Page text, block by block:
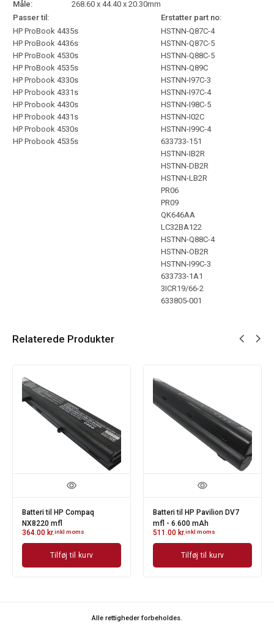
Måle:
268.60 x 44.40 x 20.30mm
Passer til:
Erstatter part no:
HP ProBook 4435s
HP ProBook 4436s
HP ProBook 4530s
HP ProBook 4535s
HP Probook 4330s
HP Probook 4331s
HP Probook 4430s
HP Probook 4431s
HP Probook 4530s
HP Probook 4535s
HSTNN-Q87C-4
HSTNN-Q87C-5
HSTNN-Q88C-5
HSTNN-Q89C
HSTNN-I97C-3
HSTNN-I97C-4
HSTNN-I98C-5
HSTNN-I02C
HSTNN-I99C-4
633733-151
HSTNN-IB2R
HSTNN-DB2R
HSTNN-LB2R
PR06
PR09
QK646AA
LC32BA122
HSTNN-Q88C-4
HSTNN-OB2R
HSTNN-I99C-3
633733-1A1
3ICR19/66-2
633805-001
Relaterede Produkter
Batteri til HP Compaq
NX8220 mfl
364.00 kr.inkl moms
Tilføj til kurv
Batteri til HP Pavilion DV7
mfl - 6.600 mAh
511.00 kr.inkl moms
Tilføj til kurv
Alle rettigheder forbeholdes.